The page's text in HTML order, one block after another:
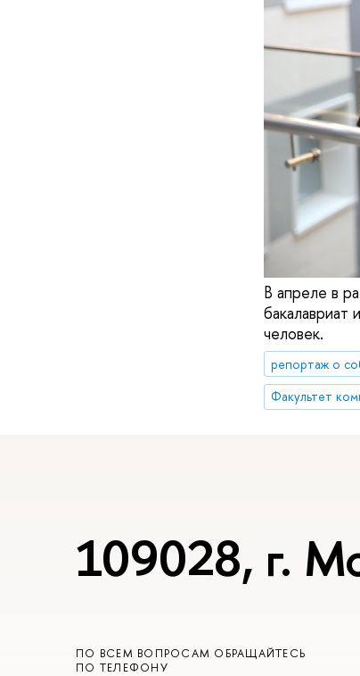
В апреле в
бакалавриат
человек.
репортаж о
Факультет
109028, г.
ПО ВСЕМ ВОПРОСАМ ОБРАЩАЙТЕСЬ
ПО ТЕЛЕФОНУ